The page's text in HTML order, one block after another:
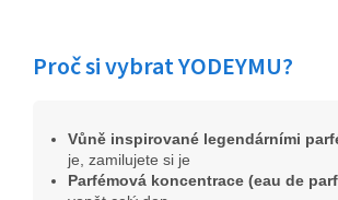
Proč si vybrat YODEYMU?
Vůně inspirované legendárními
je, zamilujete si je
Parfémová koncentrace (eau de